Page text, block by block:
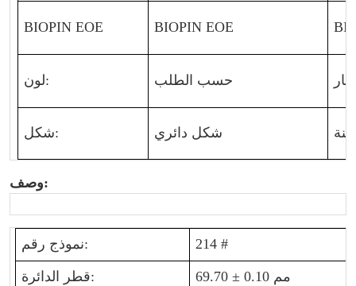
BIOPIN EOE BIOPIN EOE
لون: حسب الطلب
شكل: شكل دائري
وصف:
نموذج رقم: 214 #
قطر الدائرة: 69.70 ± 0.10 مم